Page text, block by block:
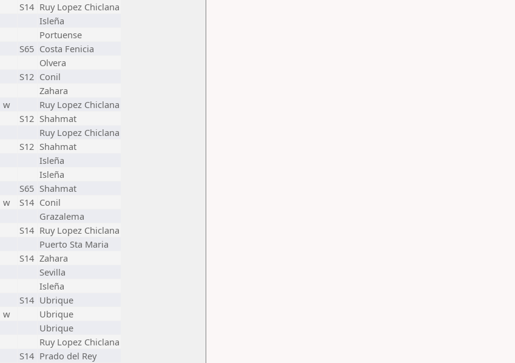
S14 Ruy Lopez Chiclana
Isleña
Portuense
S65 Costa Fenicia
Olvera
S12 Conil
Zahara
w
Ruy Lopez Chiclana
S12 Shahmat
Ruy Lopez Chiclana
S12 Shahmat
Isleña
Isleña
S65 Shahmat
w S14 Conil
Grazalema
S14 Ruy Lopez Chiclana
Puerto Sta Maria
S14 Zahara
Sevilla
Isleña
S14 Ubrique
w
Ubrique
Ubrique
Ruy Lopez Chiclana
S14 Prado del Rey